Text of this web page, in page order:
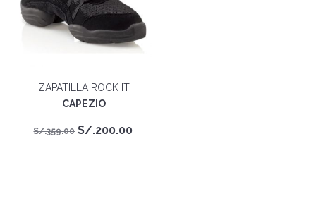
ZAPATILLA ROCK IT
CAPEZIO
S/.359.00 El
S/.200.00El